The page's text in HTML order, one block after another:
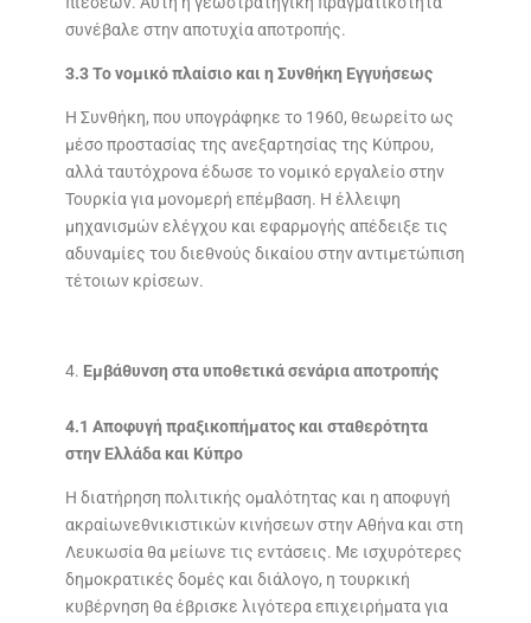
συνέβαλε στην αποτυχία αποτροπής.
3.3 Το νομικό πλαίσιο και η Συνθήκη Εγγυήσεως
Η Συνθήκη, που υπογράφηκε το 1960, θεωρείτο ως
μέσο προστασίας της ανεξαρτησίας της Κύπρου,
αλλά ταυτόχρονα έδωσε το νομικό εργαλείο στην
Τουρκία για μονομερή επέμβαση. Η έλλειψη
μηχανισμών ελέγχου και εφαρμογής απέδειξε τις
αδυναμίες του διεθνούς δικαίου στην αντιμετώπιση
τέτοιων κρίσεων.
Εμβάθυνση στα υποθετικά σενάρια αποτροπής
4.1 Αποφυγή πραξικοπήματος και σταθερότητα
στην Ελλάδα και Κύπρο
Η διατήρηση πολιτικής ομαλότητας και η αποφυγή
ακραίωνεθνικιστικών κινήσεων στην Αθήνα και στη
Λευκωσία θα μείωνε τις εντάσεις. Με ισχυρότερες
δημοκρατικές δομές και διάλογο, η τουρκική
κυβέρνηση θα έβρισκε λιγότερα επιχειρήματα για